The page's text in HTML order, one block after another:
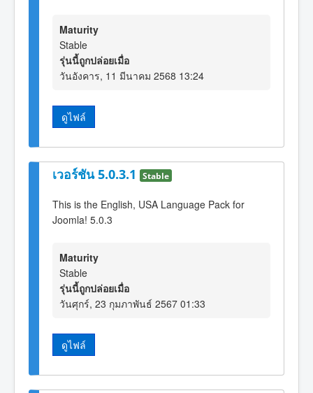
Maturity
Stable
รุ่นนี้ถูกปล่อยเมื่อ
วันอังคาร, 11 มีนาคม 2568 13:24
ดูไฟล์
เวอร์ชัน 5.0.3.1 Stable
This is the English, USA Language Pack for
Joomla! 5.0.3
Maturity
Stable
รุ่นนี้ถูกปล่อยเมื่อ
วันศุกร์, 23 กุมภาพันธ์ 2567 01:33
ดูไฟล์